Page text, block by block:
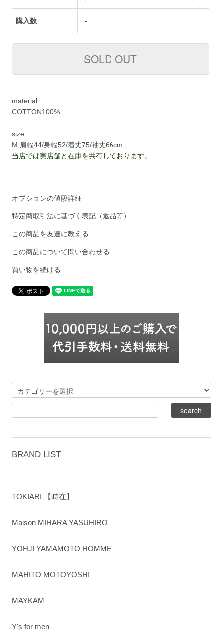
購入数 -
material
COTTON100%
size
M:肩幅44/身幅52/着丈75/袖丈66cm
当店では実店舗と在庫を共有しております。
オプションの値段詳細
特定商取引法に基づく表記（返品等）
この商品を友達に教える
この商品について問い合わせる
買い物を続ける
BRAND LIST
TOKIARI 【時在】
Maison MIHARA YASUHIRO
YOHJI YAMAMOTO HOMME
MAHITO MOTOYOSHI
MAYKAM
Y's for men